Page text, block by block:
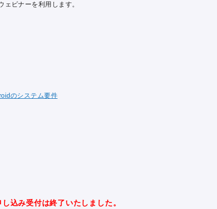
ビナーを利用します。
のシステム要件
込み受付は終了いたしました。